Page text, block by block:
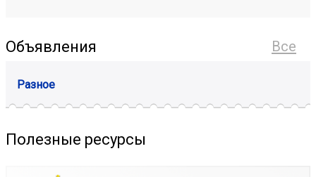
Все
Объявления
Разное
Полезные ресурсы